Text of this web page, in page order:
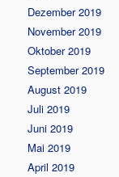
Dezember 2019
November 2019
Oktober 2019
September 2019
August 2019
Juli 2019
Juni 2019
Mai 2019
April 2019